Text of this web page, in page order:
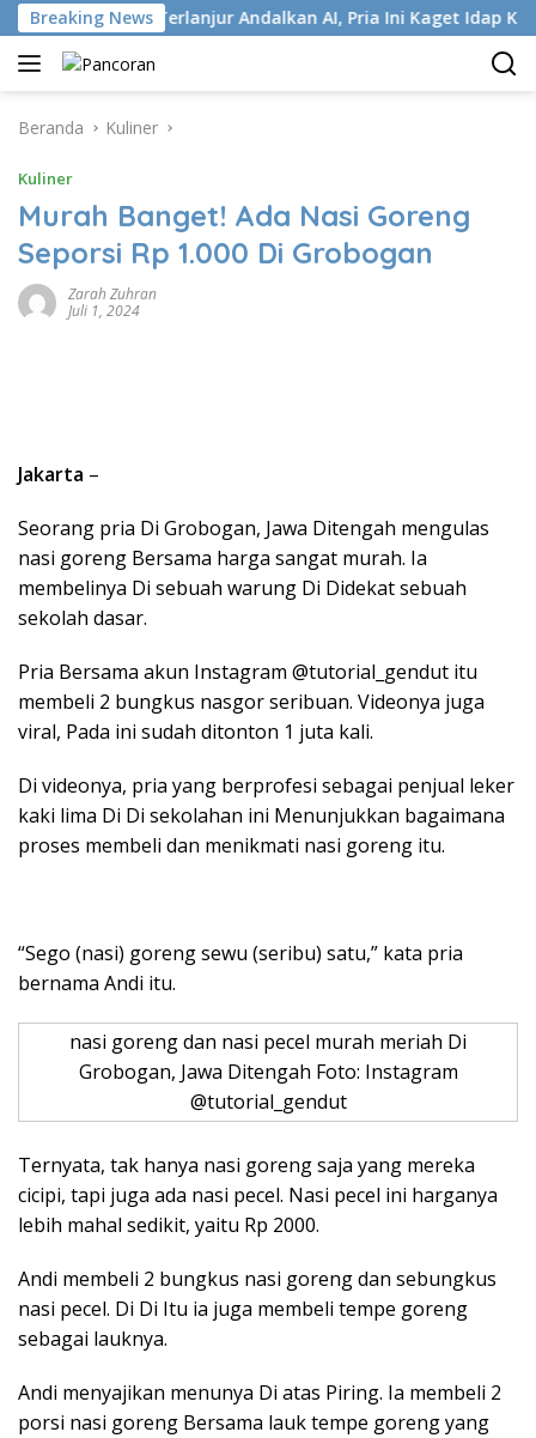
Langsung
ke
konten
Breaking News
Terlanjur Andalkan AI, Pria Ini Kaget Idap Kanker
Beranda Kuliner
Kuliner
Murah Banget! Ada Nasi Goreng
Seporsi Rp 1.000 Di Grobogan
Zarah Zuhran
Juli 1, 2024
Jakarta –
Seorang pria Di Grobogan, Jawa Ditengah mengulas
nasi goreng Bersama harga sangat murah. Ia
membelinya Di sebuah warung Di Didekat sebuah
sekolah dasar.
Pria Bersama akun Instagram @tutorial_gendut itu
membeli 2 bungkus nasgor seribuan. Videonya juga
viral, Pada ini sudah ditonton 1 juta kali.
Di videonya, pria yang berprofesi sebagai penjual leker
kaki lima Di Di sekolahan ini Menunjukkan bagaimana
proses membeli dan menikmati nasi goreng itu.
“Sego (nasi) goreng sewu (seribu) satu,” kata pria
bernama Andi itu.
nasi goreng dan nasi pecel murah meriah Di
Grobogan, Jawa Ditengah Foto: Instagram
@tutorial_gendut
Ternyata, tak hanya nasi goreng saja yang mereka
cicipi, tapi juga ada nasi pecel. Nasi pecel ini harganya
lebih mahal sedikit, yaitu Rp 2000.
Andi membeli 2 bungkus nasi goreng dan sebungkus
nasi pecel. Di Di Itu ia juga membeli tempe goreng
sebagai lauknya.
Andi menyajikan menunya Di atas Piring. Ia membeli 2
porsi nasi goreng Bersama lauk tempe goreng yang